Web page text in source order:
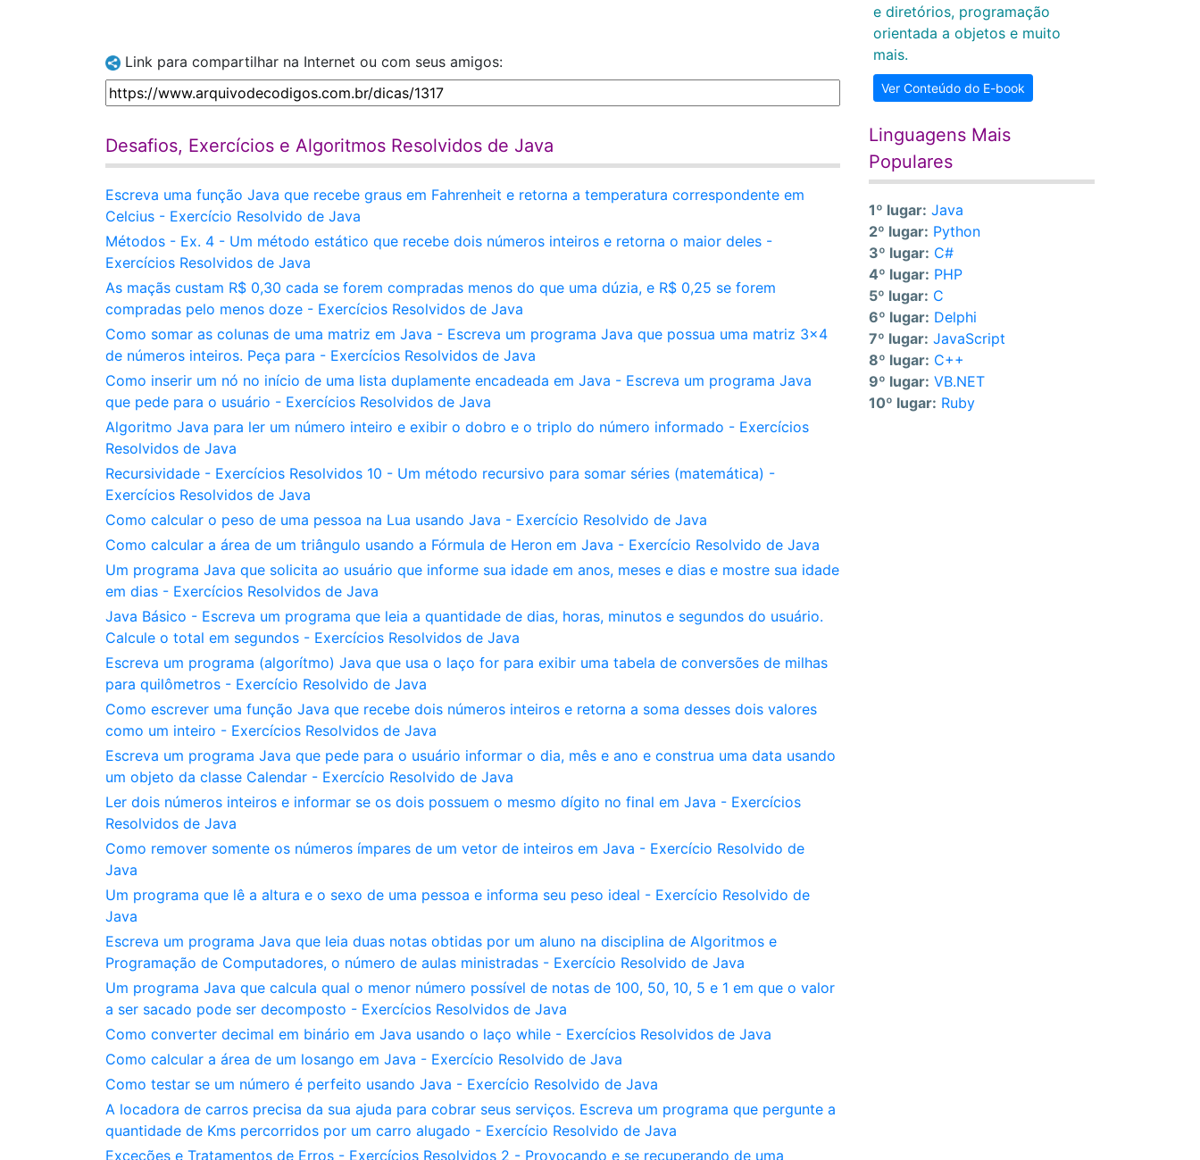
Link para compartilhar na Internet ou com seus amigos:
Desafios, Exercícios e Algoritmos Resolvidos de Java
Escreva uma função Java que recebe graus em Fahrenheit e retorna a temperatura correspondente em
Celcius - Exercício Resolvido de Java
Métodos - Ex. 4 - Um método estático que recebe dois números inteiros e retorna o maior deles -
Exercícios Resolvidos de Java
As maçãs custam R$ 0,30 cada se forem compradas menos do que uma dúzia, e R$ 0,25 se forem
compradas pelo menos doze - Exercícios Resolvidos de Java
Como somar as colunas de uma matriz em Java - Escreva um programa Java que possua uma matriz 3x4
de números inteiros. Peça para - Exercícios Resolvidos de Java
Como inserir um nó no início de uma lista duplamente encadeada em Java - Escreva um programa Java
que pede para o usuário - Exercícios Resolvidos de Java
Algoritmo Java para ler um número inteiro e exibir o dobro e o triplo do número informado - Exercícios
Resolvidos de Java
Recursividade - Exercícios Resolvidos 10 - Um método recursivo para somar séries (matemática) -
Exercícios Resolvidos de Java
Como calcular o peso de uma pessoa na Lua usando Java - Exercício Resolvido de Java
Como calcular a área de um triângulo usando a Fórmula de Heron em Java - Exercício Resolvido de Java
Um programa Java que solicita ao usuário que informe sua idade em anos, meses e dias e mostre sua idade
em dias - Exercícios Resolvidos de Java
Java Básico - Escreva um programa que leia a quantidade de dias, horas, minutos e segundos do usuário.
Calcule o total em segundos - Exercícios Resolvidos de Java
Escreva um programa (algorítmo) Java que usa o laço for para exibir uma tabela de conversões de milhas
para quilômetros - Exercício Resolvido de Java
Como escrever uma função Java que recebe dois números inteiros e retorna a soma desses dois valores
como um inteiro - Exercícios Resolvidos de Java
Escreva um programa Java que pede para o usuário informar o dia, mês e ano e construa uma data usando
um objeto da classe Calendar - Exercício Resolvido de Java
Ler dois números inteiros e informar se os dois possuem o mesmo dígito no final em Java - Exercícios
Resolvidos de Java
Como remover somente os números ímpares de um vetor de inteiros em Java - Exercício Resolvido de
Java
Um programa que lê a altura e o sexo de uma pessoa e informa seu peso ideal - Exercício Resolvido de
Java
Escreva um programa Java que leia duas notas obtidas por um aluno na disciplina de Algoritmos e
Programação de Computadores, o número de aulas ministradas - Exercício Resolvido de Java
Um programa Java que calcula qual o menor número possível de notas de 100, 50, 10, 5 e 1 em que o valor
a ser sacado pode ser decomposto - Exercícios Resolvidos de Java
Como converter decimal em binário em Java usando o laço while - Exercícios Resolvidos de Java
Como calcular a área de um losango em Java - Exercício Resolvido de Java
Como testar se um número é perfeito usando Java - Exercício Resolvido de Java
A locadora de carros precisa da sua ajuda para cobrar seus serviços. Escreva um programa que pergunte a
quantidade de Kms percorridos por um carro alugado - Exercício Resolvido de Java
Exceções e Tratamentos de Erros - Exercícios Resolvidos 2 - Provocando e se recuperando de uma
e diretórios, programação
orientada a objetos e muito
mais.
Ver Conteúdo do E-book
Linguagens Mais
Populares
1º lugar: Java
2º lugar: Python
3º lugar: C#
4º lugar: PHP
5º lugar: C
6º lugar: Delphi
7º lugar: JavaScript
8º lugar: C++
9º lugar: VB.NET
10º lugar: Ruby